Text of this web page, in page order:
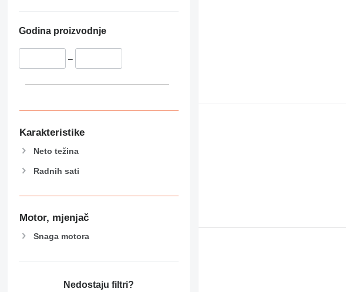
Godina proizvodnje
–
Karakteristike
Neto težina
Radnih sati
Motor, mjenjač
Snaga motora
Nedostaju filtri?